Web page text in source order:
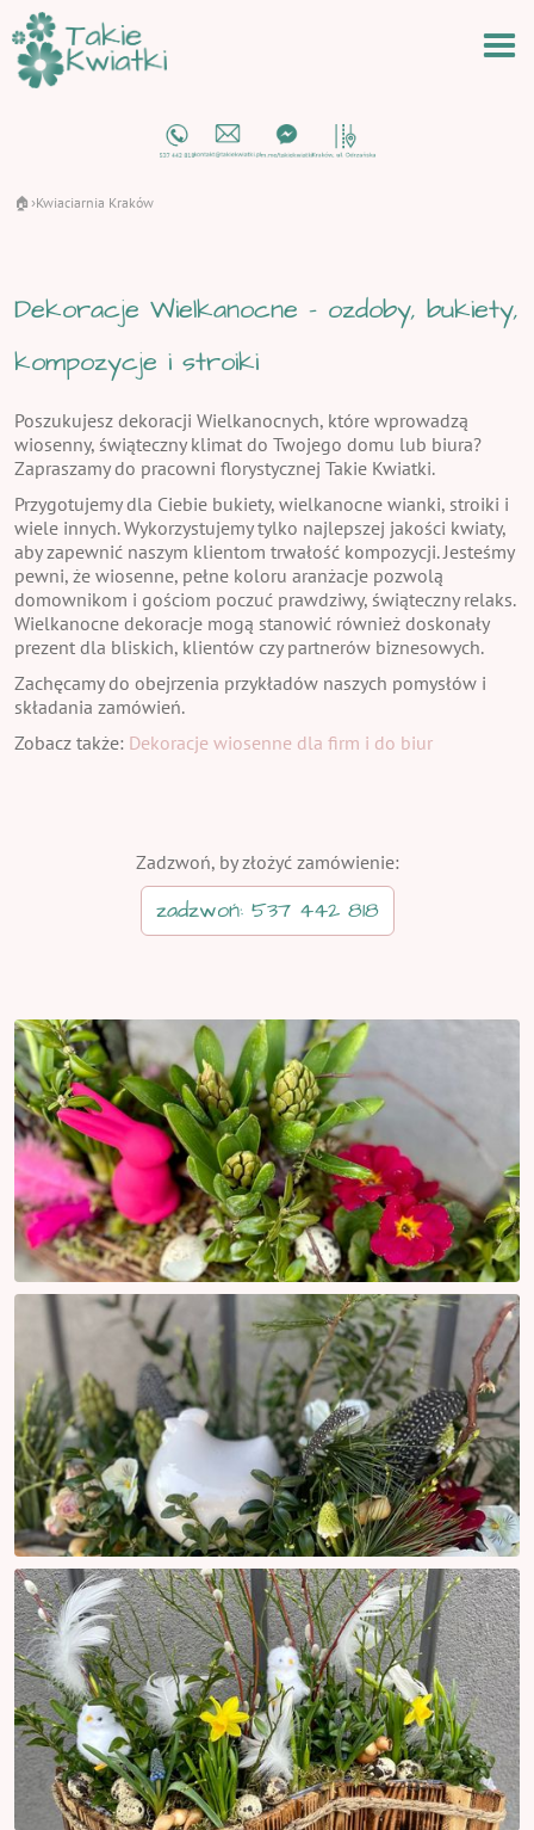
🏠 ›Kwiaciarnia Kraków
Dekoracje Wielkanocne - ozdoby, bukiety,
kompozycje i stroiki
Poszukujesz dekoracji Wielkanocnych, które wprowadzą
wiosenny, świąteczny klimat do Twojego domu lub biura?
Zapraszamy do pracowni florystycznej Takie Kwiatki.
Przygotujemy dla Ciebie bukiety, wielkanocne wianki, stroiki i
wiele innych. Wykorzystujemy tylko najlepszej jakości kwiaty,
aby zapewnić naszym klientom trwałość kompozycji. Jesteśmy
pewni, że wiosenne, pełne koloru aranżacje pozwolą
domownikom i gościom poczuć prawdziwy, świąteczny relaks.
Wielkanocne dekoracje mogą stanowić również doskonały
prezent dla bliskich, klientów czy partnerów biznesowych.
Zachęcamy do obejrzenia przykładów naszych pomysłów i
składania zamówień.
Zobacz także: Dekoracje wiosenne dla firm i do biur
Zadzwoń, by złożyć zamówienie:
zadzwoń: 537 442 818